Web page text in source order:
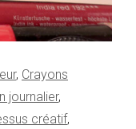
, Crayons
journalier,
créatif,